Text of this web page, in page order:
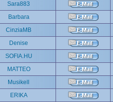
Sara883
Barbara
CinziaMB
Denise
SOFIA.HU
MATTEO
Musikell
ERIKA